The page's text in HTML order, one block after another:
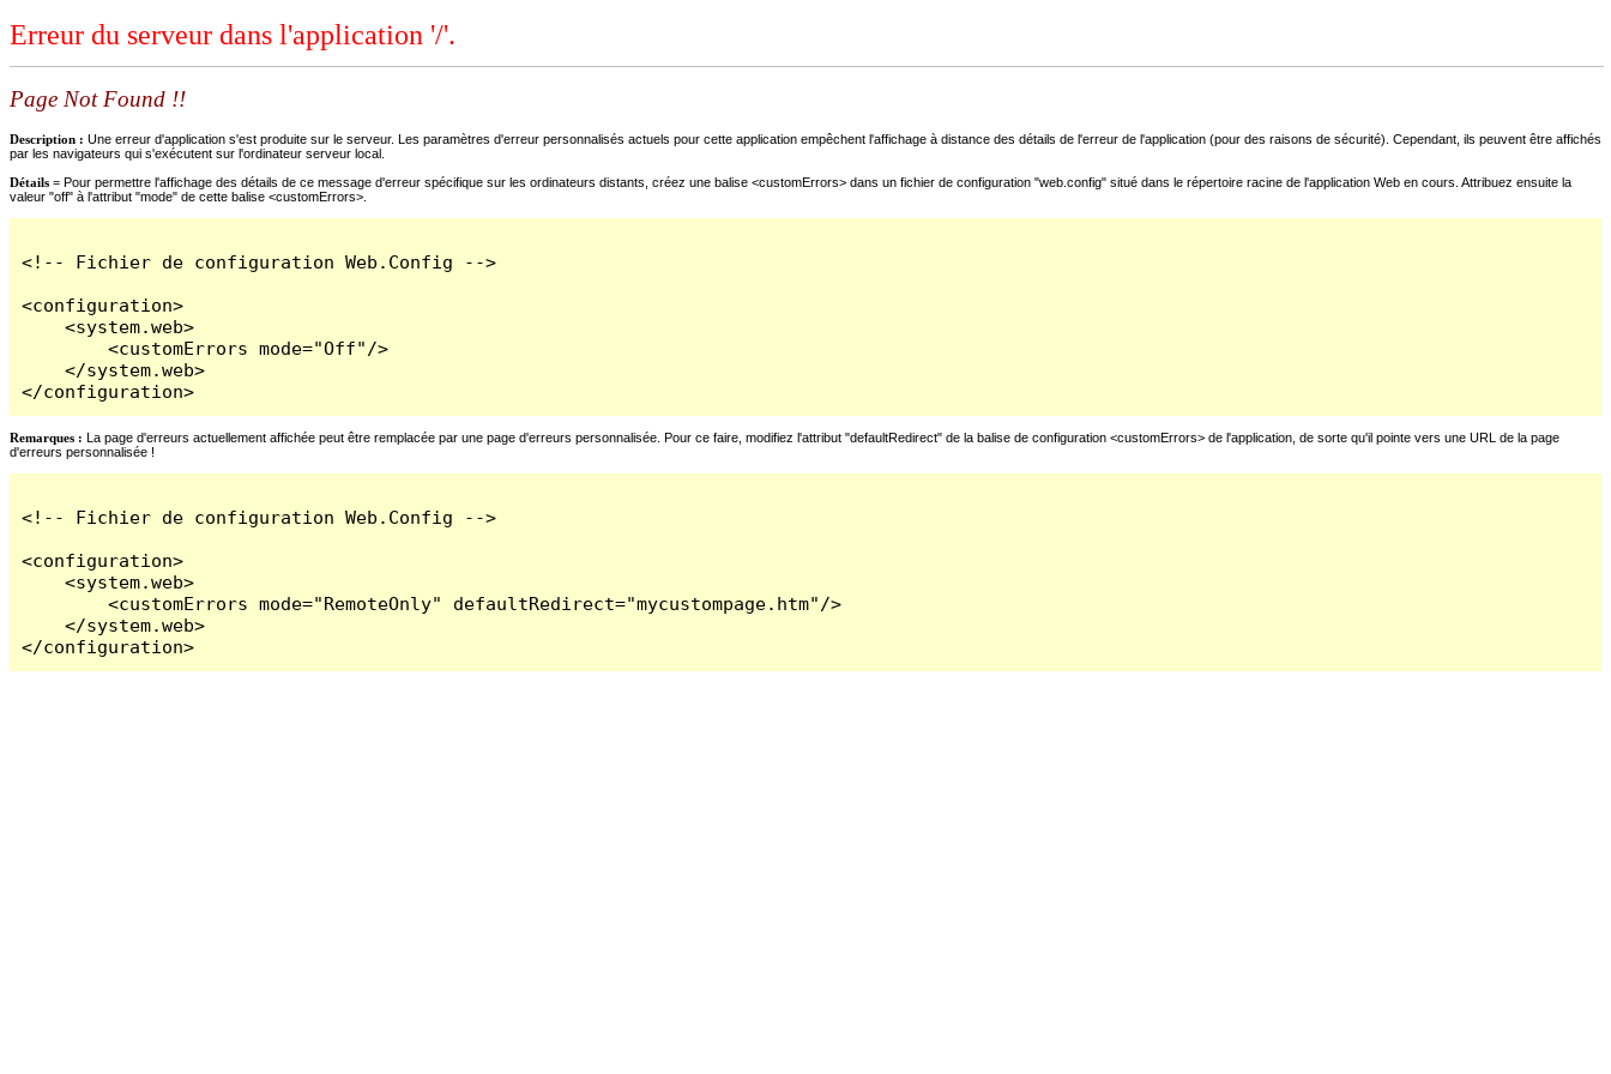
Erreur du serveur dans l'application '/'.
Page Not Found !!
Description : Une erreur d'application s'est produite sur le serveur. Les paramètres d'erreur personnalisés actuels pour cette application empêchent l'affichage à distance des détails de l'erreur de l'application (pour des raisons de sécurité). Cependant, ils peuvent être affichés
par les navigateurs qui s'exécutent sur l'ordinateur serveur local.
Détails = Pour permettre l'affichage des détails de ce message d'erreur spécifique sur les ordinateurs distants, créez une balise <customErrors> dans un fichier de configuration "web.config" situé dans le répertoire racine de l'application Web en cours. Attribuez ensuite la
valeur "off" à l'attribut "mode" de cette balise <customErrors>.
<!-- Fichier de configuration Web.Config -->
<configuration>
    <system.web>
        <customErrors mode="Off"/>
    </system.web>
</configuration>
Remarques : La page d'erreurs actuellement affichée peut être remplacée par une page d'erreurs personnalisée. Pour ce faire, modifiez l'attribut "defaultRedirect" de la balise de configuration <customErrors> de l'application, de sorte qu'il pointe vers une URL de la page
d'erreurs personnalisée !
<!-- Fichier de configuration Web.Config -->
<configuration>
    <system.web>
        <customErrors mode="RemoteOnly" defaultRedirect="mycustompage.htm"/>
    </system.web>
</configuration>